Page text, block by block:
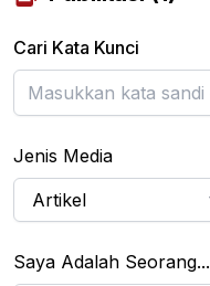
Cari Kata Kunci
Jenis Media
Saya Adalah Seorang...